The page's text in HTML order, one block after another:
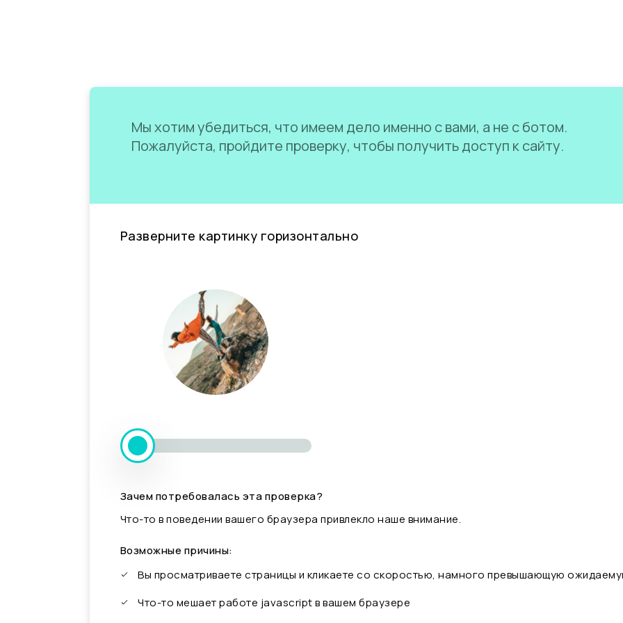
Мы хотим убедиться, что имеем дело именно с вами, а не с ботом.
Пожалуйста, пройдите проверку, чтобы получить доступ к сайту.
Разверните картинку горизонтально
Зачем потребовалась эта проверка?
Что-то в поведении вашего браузера привлекло наше внимание.
Возможные причины:
Вы просматриваете страницы и кликаете со скоростью, намного превышающую
Что-то мешает работе javascript в вашем браузере